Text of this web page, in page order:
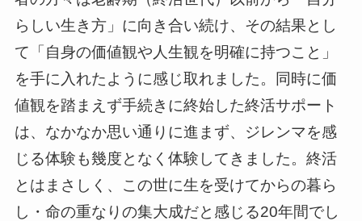
らしい生き方」に向き合い続け、その結果とし
て「自身の価値観や人生観を明確に持つこと」
を手に入れたように感じ取れました。同時に価
値観を踏まえず手続きに終始した終活サポート
は、なかなか思い通りに進まず、ジレンマを感
じる体験も幾度となく体験してきました。終活
とはまさしく、この世に生を受けてからの暮ら
し・命の重なりの集大成だと感じる20年間でし